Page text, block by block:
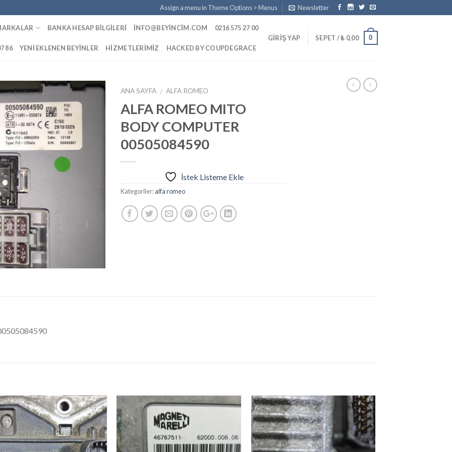
Assign a menu in Theme Options > Menus Newsletter
BANKA HESAP BILGILERI INFO@BEYINCIM.COM 0216 575 27 00
86 YENI EKLENEN BEYINLER HIZMETLERIMIZ HACKED BY COUPDEGRACE
GIRIŞ YAP SEPET /₺ 0,00 0
Listeme
Ekle
ANA SAYFA / ALFA ROMEO
ALFA ROMEO MITO
BODY COMPUTER
00505084590
İstek Listeme Ekle
Kategoriler:alfa romeo
İstek
Listeme
İstek
Listeme
İstek
Listeme